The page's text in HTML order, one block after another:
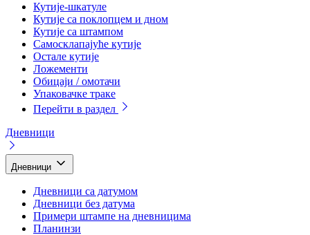
Кутије-шкатуле
Кутије са поклопцем и дном
Кутије са штампом
Самосклапајуће кутије
Остале кутије
Ложементи
Обицаји / омотачи
Упаковачке траке
Перейти в раздел
Дневници
Дневници
Дневници са датумом
Дневници без датума
Примери штампе на дневницима
Планинзи